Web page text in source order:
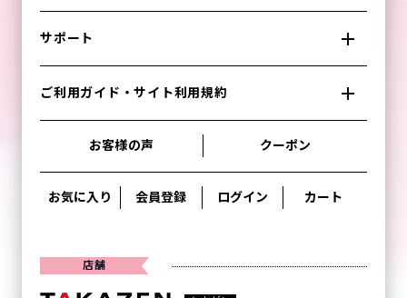
サポート
ご利用ガイド・サイト利用規約
お客様の声 クーポン
お気に入り 会員登録 ログイン カート
店舗